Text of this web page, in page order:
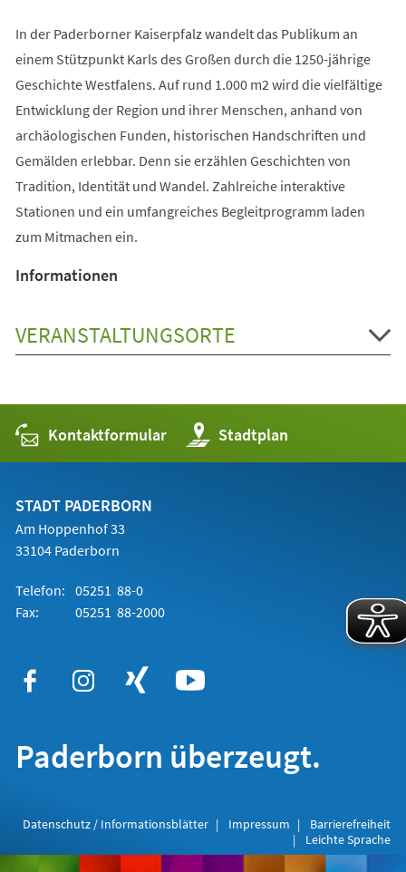
In der Paderborner Kaiserpfalz wandelt das Publikum an
einem Stützpunkt Karls des Großen durch die 1250-jährige
Geschichte Westfalens. Auf rund 1.000 m2 wird die vielfältige
Entwicklung der Region und ihrer Menschen, anhand von
archäologischen Funden, historischen Handschriften und
Gemälden erlebbar. Denn sie erzählen Geschichten von
Tradition, Identität und Wandel. Zahlreiche interaktive
Stationen und ein umfangreiches Begleitprogramm laden
zum Mitmachen ein.
Informationen
VERANSTALTUNGSORTE
Kontaktformular Stadtplan
(Öffnet
in
einem
STADT PADERBORN
Am Hoppenhof 33
33104 Paderborn
Telefon: 05251 88-0
Fax:
05251 88-2000
Paderborn überzeugt.
Datenschutz / Informationsblätter Impressum
Barrierefreiheit
Leichte Sprache